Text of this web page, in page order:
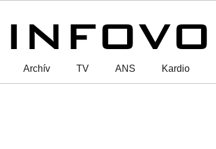
Archív TV ANS Kardio